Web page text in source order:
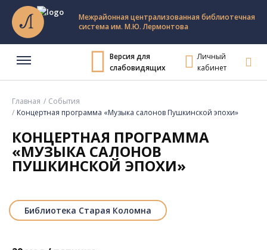
Межрайонная централизованная библиотечная
система им. М.Ю. Лермонтова
Версия для
слабовидящих
Личный
кабинет
Главная
События
Концертная программа «Музыка салонов Пушкинской эпохи»
КОНЦЕРТНАЯ ПРОГРАММА
«МУЗЫКА САЛОНОВ
ПУШКИНСКОЙ ЭПОХИ»
Библиотека Старая Коломна